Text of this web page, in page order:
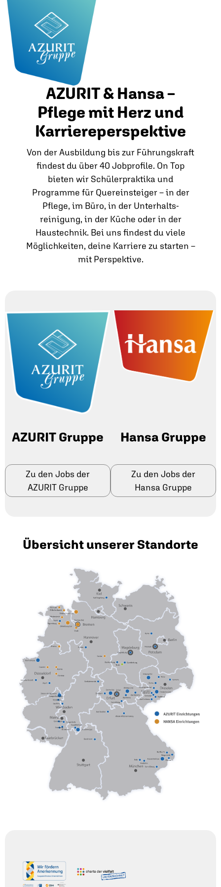
AZURIT & Hansa –
Pflege mit Herz und
Karriereperspektive
Von der Ausbildung bis zur Führungskraft
findest du über 40 Jobprofile. On Top
bieten wir Schülerpraktika und
Programme für Quereinsteiger – in der
Pflege, im Büro, in der Unterhalts­
reinigung, in der Küche oder in der
Haustechnik. Bei uns findest du viele
Möglichkeiten, deine Karriere zu starten –
mit Perspektive.
AZURIT Gruppe
Zu den Jobs der
AZURIT Gruppe
Hansa Gruppe
Zu den Jobs der
Hansa Gruppe
Übersicht unserer Standorte